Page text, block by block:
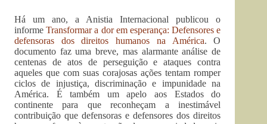
Há um ano, a Anistia Internacional publicou o
informeTransformar a dor em esperança: Defensores e
defensoras dos direitos humanos na América. O
documento faz uma breve, mas alarmante análise de
centenas de atos de perseguição e ataques contra
aqueles que com suas corajosas ações tentam romper
ciclos de injustiça, discriminação e impunidade na
América. É também um apelo aos Estados do
continente para que reconheçam a inestimável
contribuição que defensoras e defensores dos direitos